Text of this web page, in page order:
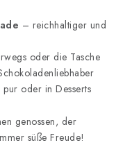
– reichhaltiger und
oder die Tasche
oder in Desserts
genossen, der
süße Freude!